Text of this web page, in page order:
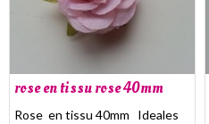
rose en tissu rose 40mm
Rose en tissu 40mm Ideales